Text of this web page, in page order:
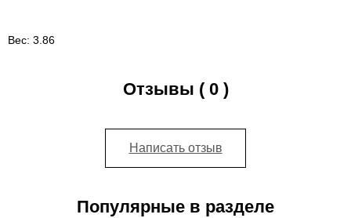
Вес: 3.86
Отзывы ( 0 )
Написать отзыв
Популярные в разделе